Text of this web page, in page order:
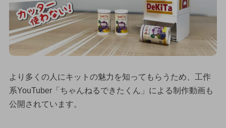
より多くの人にキットの魅力を知ってもらうため、工作
系YouTuber「ちゃんねるできたくん」による制作動画も
公開されています。